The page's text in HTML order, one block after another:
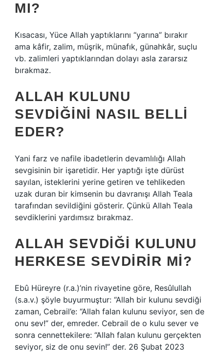
MI?
Kısacası, Yüce Allah yaptıklarını “yarına” bırakır
ama kâfir, zalim, müşrik, münafık, günahkâr, suçlu
vb. zalimleri yaptıklarından dolayı asla zararsız
bırakmaz.
ALLAH KULUNU
SEVDIĞINI NASIL BELLI
EDER?
Yani farz ve nafile ibadetlerin devamlılığı Allah
sevgisinin bir işaretidir. Her yaptığı işte dürüst
sayılan, isteklerini yerine getiren ve tehlikeden
uzak duran bir kimsenin bu davranışı Allah Teala
tarafından sevildiğini gösterir. Çünkü Allah Teala
sevdiklerini yardımsız bırakmaz.
ALLAH SEVDIĞI KULUNU
HERKESE SEVDIRIR MI?
Ebû Hüreyre (r.a.)’nin rivayetine göre, Resûlullah
(s.a.v.) şöyle buyurmuştur: “Allah bir kulunu sevdiği
zaman, Cebrail’e: “Allah falan kulunu seviyor, sen de
onu sev!” der, emreder. Cebrail de o kulu sever ve
sonra cennettekilere: “Allah falan kulunu gerçekten
seviyor, siz de onu sevin!” der. 26 Şubat 2023